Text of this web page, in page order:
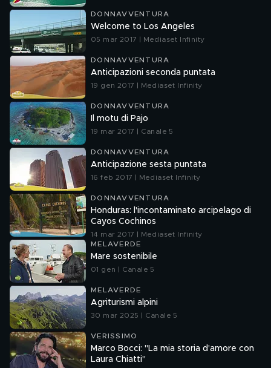
DONNAVVENTURA
Welcome to Los Angeles
05 mar 2017 | Mediaset Infinity
DONNAVVENTURA
Anticipazioni seconda puntata
19 gen 2017 | Mediaset Infinity
DONNAVVENTURA
Il motu di Pajo
19 mar 2017 | Canale 5
DONNAVVENTURA
Anticipazione sesta puntata
16 feb 2017 | Mediaset Infinity
DONNAVVENTURA
Honduras: l'incontaminato arcipelago di
Cayos Cochinos
14 mar 2017 | Mediaset Infinity
MELAVERDE
Mare sostenibile
01 gen | Canale 5
MELAVERDE
Agriturismi alpini
30 mar 2025 | Canale 5
VERISSIMO
Marco Bocci: "La mia storia d'amore con
Laura Chiatti"